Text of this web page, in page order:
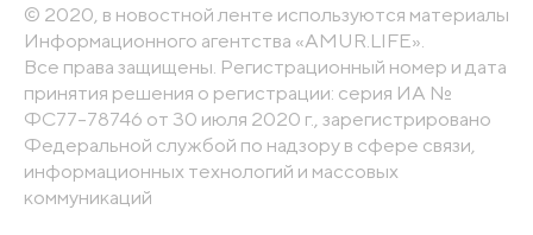
© 2020, в новостной ленте используются материалы
Информационного агентства «AMUR.LIFE».
Все права защищены. Регистрационный номер и дата
принятия решения о регистрации: серия ИА №
ФС77-78746 от 30 июля 2020 г., зарегистрировано
Федеральной службой по надзору в сфере связи,
информационных технологий и массовых
коммуникаций